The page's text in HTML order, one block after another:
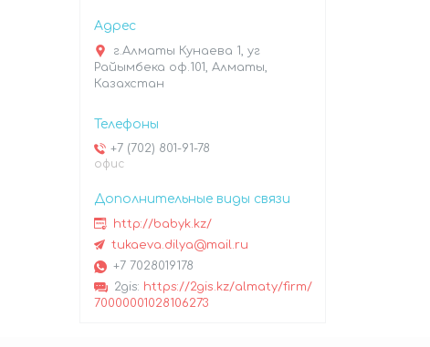
г.Алматы Кунаева 1, уг
Райымбека оф.101, Алматы,
Казахстан
+7 (702) 801-91-78
офис
http://babyk.kz/
tukaeva.dilya@mail.ru
+7 7028019178
2gis https://2gis.kz/almaty/firm/
70000001028106273